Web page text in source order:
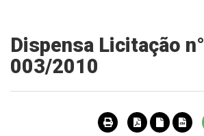
Dispensa Licitação n°
003/2010